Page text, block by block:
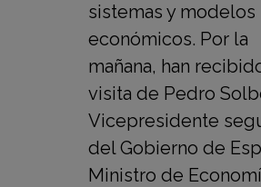
sistemas y modelos
económicos. Por la
mañana, han
visita de Pedro
Vicepresidente
del Gobierno de
Ministro de